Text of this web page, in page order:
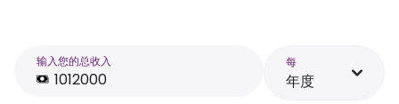
输入您的总收入 每
年度